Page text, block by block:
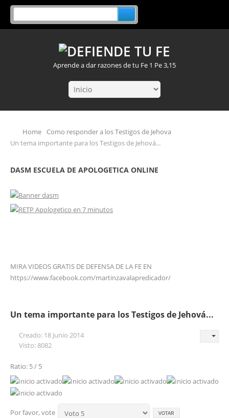
Aprende a dar razones de tu Fe 1 Pe 3,15
Home
Como responder a los Testigos de Jehova
Un tema importante para los Testigos de Jehová...
DASM ESCUELA DE APOLOGETICA ONLINE
MIRA VIDEOS GRATIS DE DEFENSA DE LA FE EN
https://www.facebook.com/martinzavalapredicador/
Un tema importante para los Testigos de Jehová...
Creado: 18 Junio 2014
Visto: 8082
Ratio: 5 / 5
Por favor, vote